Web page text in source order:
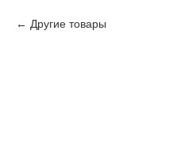
Другие товары